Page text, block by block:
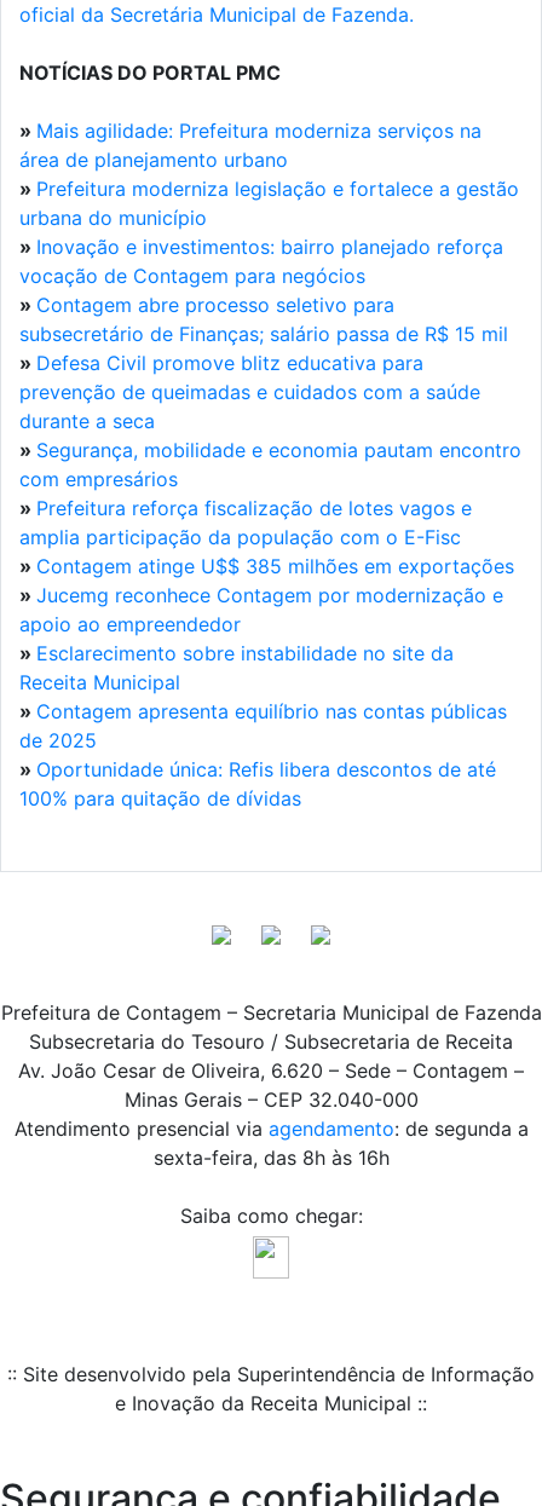
oficial da Secretária Municipal de Fazenda.
NOTÍCIAS DO PORTAL PMC
» Mais agilidade: Prefeitura moderniza serviços na
área de planejamento urbano
» Prefeitura moderniza legislação e fortalece a gestão
urbana do município
» Inovação e investimentos: bairro planejado reforça
vocação de Contagem para negócios
» Contagem abre processo seletivo para
subsecretário de Finanças; salário passa de R$ 15 mil
» Defesa Civil promove blitz educativa para
prevenção de queimadas e cuidados com a saúde
durante a seca
» Segurança, mobilidade e economia pautam encontro
com empresários
» Prefeitura reforça fiscalização de lotes vagos e
amplia participação da população com o E-Fisc
» Contagem atinge U$$ 385 milhões em exportações
» Jucemg reconhece Contagem por modernização e
apoio ao empreendedor
» Esclarecimento sobre instabilidade no site da
Receita Municipal
» Contagem apresenta equilíbrio nas contas públicas
de 2025
» Oportunidade única: Refis libera descontos de até
100% para quitação de dívidas
Prefeitura de Contagem – Secretaria Municipal de Fazenda
Subsecretaria do Tesouro / Subsecretaria de Receita
Av. João Cesar de Oliveira, 6.620 – Sede – Contagem –
Minas Gerais – CEP 32.040-000
Atendimento presencial via agendamento: de segunda a
sexta-feira, das 8h às 16h
Saiba como chegar:
:: Site desenvolvido pela Superintendência de Informação
e Inovação da Receita Municipal ::